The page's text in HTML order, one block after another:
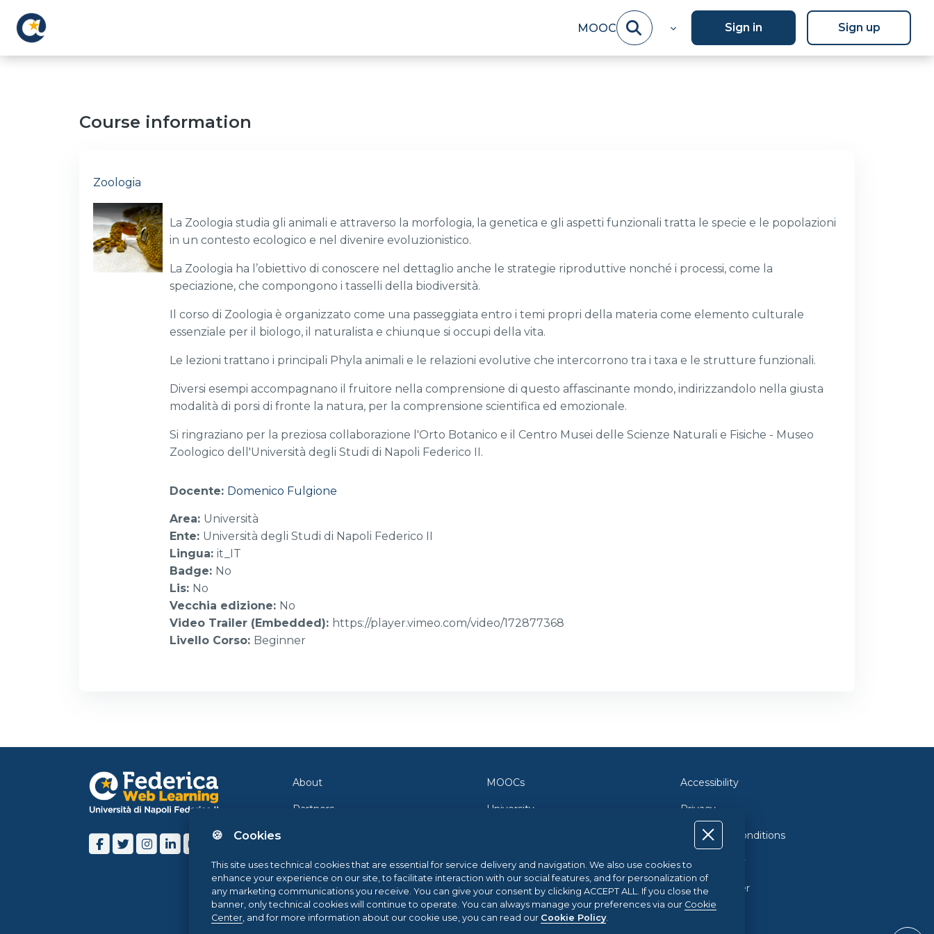
MOOC
Sign in Sign up
Course information
Zoologia
La Zoologia studia gli animali e attraverso la morfologia, la genetica e gli aspetti funzionali tratta le specie e le popolazioni
in un contesto ecologico e nel divenire evoluzionistico.
La Zoologia ha l’obiettivo di conoscere nel dettaglio anche le strategie riproduttive nonché i processi, come la
speciazione, che compongono i tasselli della biodiversità.
Il corso di Zoologia è organizzato come una passeggiata entro i temi propri della materia come elemento culturale
essenziale per il biologo, il naturalista e chiunque si occupi della vita.
Le lezioni trattano i principali Phyla animali e le relazioni evolutive che intercorrono tra i taxa e le strutture funzionali.
Diversi esempi accompagnano il fruitore nella comprensione di questo affascinante mondo, indirizzandolo nella giusta
modalità di porsi di fronte la natura, per la comprensione scientifica ed emozionale.
Si ringraziano per la preziosa collaborazione l'Orto Botanico e il Centro Musei delle Scienze Naturali e Fisiche - Museo
Zoologico dell'Università degli Studi di Napoli Federico II.
Docente: Domenico Fulgione
Area: Università
Ente: Università degli Studi di Napoli Federico II
Lingua: it_IT
Badge: No
Lis: No
Vecchia edizione: No
Video Trailer (Embedded): https://player.vimeo.com/video/172877368
Livello Corso: Beginner
About
Partners
Newsroom
Blog
Help Center
MOOCs
University
Federica Pro
FedericaX
Federica Coursera
Accessibility
Privacy
Terms and Conditions
Cookie Policy
Cookie Center
🍪 Cookies
This site uses technical cookies that are essential for service delivery and navigation. We also use cookies to
enhance your experience on our site, to facilitate interaction with our social features, and for personalization of
any marketing communications you receive. You can give your consent by clicking ACCEPT ALL. If you close the
banner, only technical cookies will continue to operate. You can always manage your preferences via our Cookie
Center , and for more information about our cookie use, you can read our Cookie Policy.